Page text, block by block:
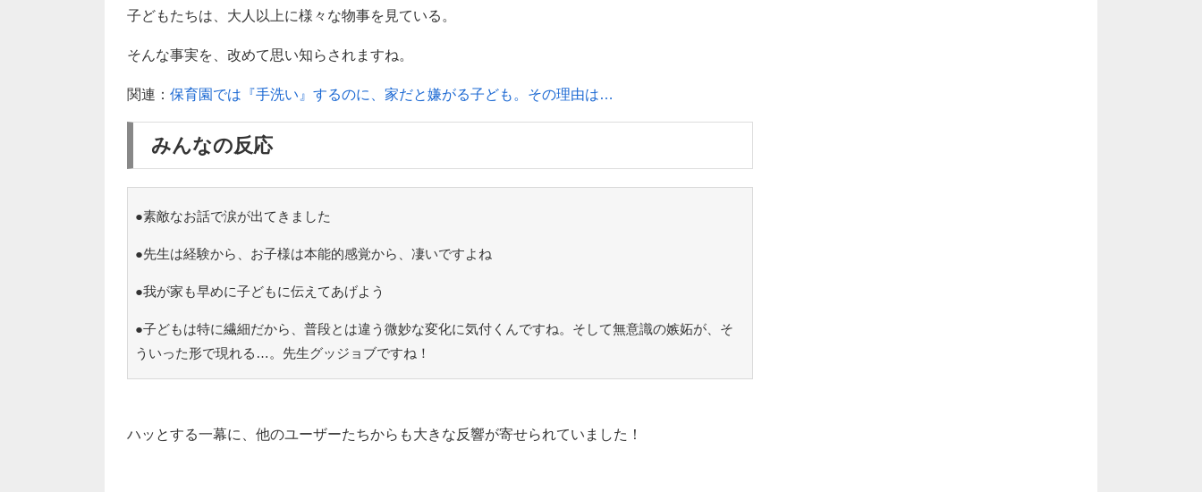
子どもたちは、大人以上に様々な物事を見ている。
そんな事実を、改めて思い知らされますね。
関連： 保育園では『手洗い』するのに、家だと嫌がる子ども。その理由は…
みんなの反応
●素敵なお話で涙が出てきました
●先生は経験から、お子様は本能的感覚から、凄いですよね
●我が家も早めに子どもに伝えてあげよう
●子どもは特に繊細だから、普段とは違う微妙な変化に気付くんですね。そして無意識の嫉妬が、そ
ういった形で現れる…。先生グッジョブですね！
ハッとする一幕に、他のユーザーたちからも大きな反響が寄せられていました！